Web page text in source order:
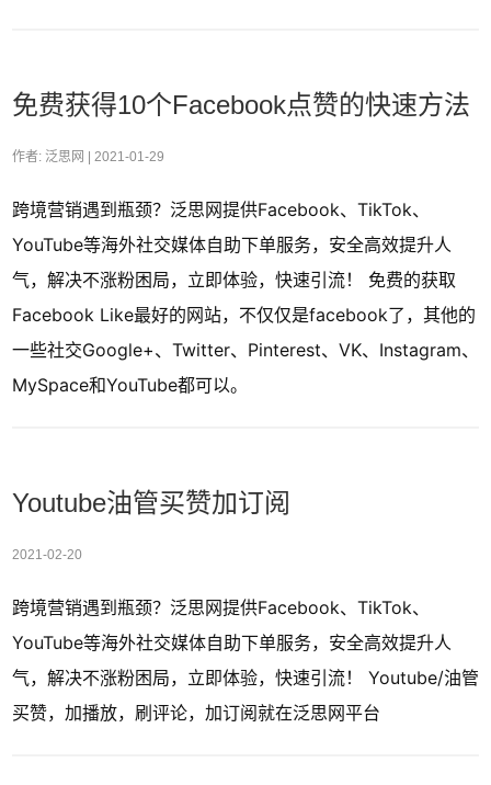
免费获得10个Facebook点赞的快速方法
作者: 泛思网 | 2021-01-29
跨境营销遇到瓶颈？泛思网提供Facebook、TikTok、
YouTube等海外社交媒体自助下单服务，安全高效提升人
气，解决不涨粉困局，立即体验，快速引流！ 免费的获取
Facebook Like最好的网站，不仅仅是facebook了，其他的
一些社交Google+、Twitter、Pinterest、VK、Instagram、
MySpace和YouTube都可以。
Youtube油管买赞加订阅
2021-02-20
跨境营销遇到瓶颈？泛思网提供Facebook、TikTok、
YouTube等海外社交媒体自助下单服务，安全高效提升人
气，解决不涨粉困局，立即体验，快速引流！ Youtube/油管
买赞，加播放，刷评论，加订阅就在泛思网平台